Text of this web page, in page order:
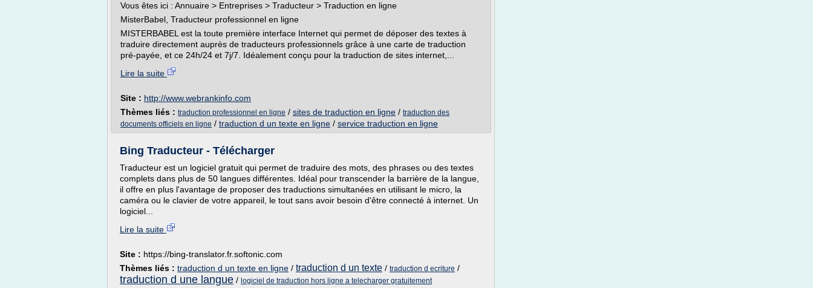
Vous êtes ici : Annuaire > Entreprises > Traducteur > Traduction en ligne
MisterBabel, Traducteur professionnel en ligne
MISTERBABEL est la toute première interface Internet qui permet de déposer des textes à
traduire directement auprès de traducteurs professionnels grâce à une carte de traduction
pré-payée, et ce 24h/24 et 7j/7. Idéalement conçu pour la traduction de sites internet,...
Lire la suite
Site : http://www.webrankinfo.com
Thèmes liés : traduction professionnel en ligne / sites de traduction en ligne / traduction des
documents officiels en ligne / traduction d un texte en ligne / service traduction en ligne
Bing Traducteur - Télécharger
Traducteur est un logiciel gratuit qui permet de traduire des mots, des phrases ou des textes
complets dans plus de 50 langues différentes. Idéal pour transcender la barrière de la langue,
il offre en plus l'avantage de proposer des traductions simultanées en utilisant le micro, la
caméra ou le clavier de votre appareil, le tout sans avoir besoin d'être connecté à internet. Un
logiciel...
Lire la suite
Site : https://bing-translator.fr.softonic.com
Thèmes liés : traduction d un texte en ligne / traduction d un texte / traduction d ecriture /
traduction d une langue / logiciel de traduction hors ligne a telecharger gratuitement